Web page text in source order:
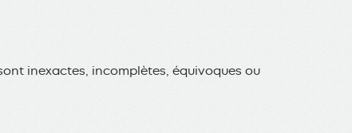
inexactes, incomplètes, équivoques ou